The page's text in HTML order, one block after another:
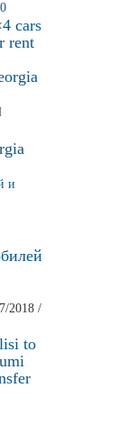
0
cars
rent
2018 /
to